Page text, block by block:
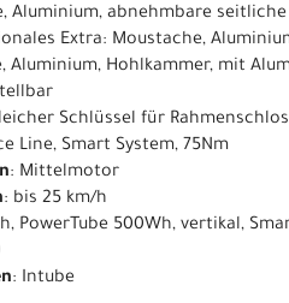
Aluminium, abnehmbare
Extra: Moustache,
Aluminium, Hohlkammer, mit
Schlüssel für
Line, Smart System, 75Nm
: Mittelmotor
: bis 25 km/h
PowerTube 500Wh, vertikal,
: Intube